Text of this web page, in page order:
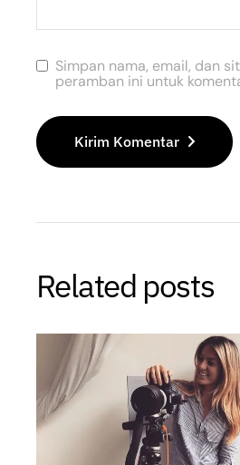
Simpan nama, email, dan
peramban ini untuk
Kirim Komentar
Related posts